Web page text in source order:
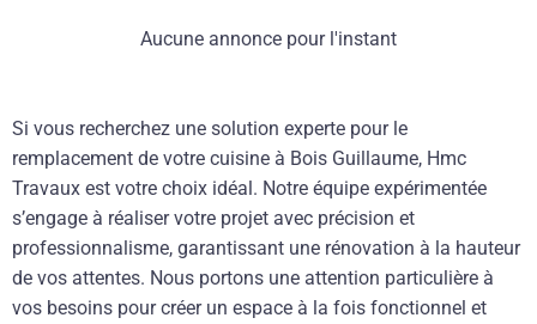
Aucune annonce pour l'instant
Si vous recherchez une solution experte pour le
remplacement de votre cuisine à Bois Guillaume, Hmc
Travaux est votre choix idéal. Notre équipe expérimentée
s’engage à réaliser votre projet avec précision et
professionnalisme, garantissant une rénovation à la hauteur
de vos attentes. Nous portons une attention particulière à
vos besoins pour créer un espace à la fois fonctionnel et